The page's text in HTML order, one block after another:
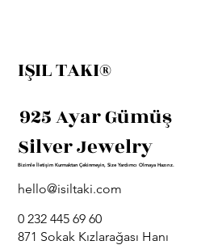
IŞIL TAKI®
925 Ayar Gümüş
Silver Jewelry
Bizimle İletişim Kurmaktan Çekinmeyin, Size Yardımcı Olmaya Hazırız.
hello@isiltaki.com
0 232 445 69 60
871 Sokak Kızlarağası Hanı